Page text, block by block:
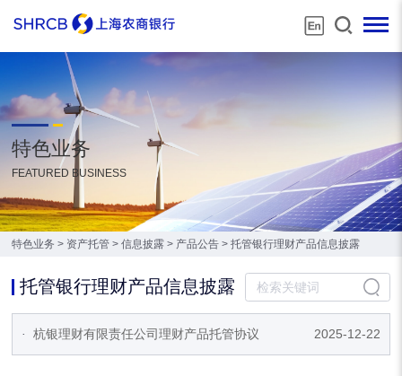
特色业务
FEATURED BUSINESS
特色业务 > 资产托管 >信息披露 > 产品公告 >托管银行理财产品信息披露
托管银行理财产品信息披露
· 杭银理财有限责任公司理财产品托管协议 2025-12-22